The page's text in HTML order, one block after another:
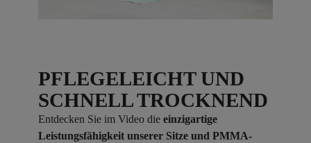
PFLEGELEICHT UND
SCHNELL TROCKNEND
Entdecken Sie im Video die einzigartige
Leistungsfähigkeit unserer Sitze und PMMA-